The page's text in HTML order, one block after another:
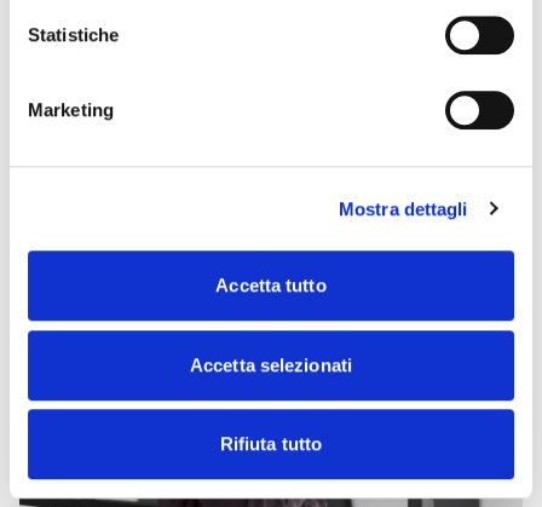
Statistiche
Marketing
Mostra dettagli
Accetta tutto
Accetta selezionati
Rifiuta tutto
dell’interior design.